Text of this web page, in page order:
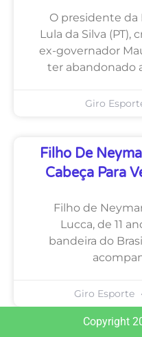
O presidente da
Lula da Silva
ex-governador
ter abandonado
Giro
Filho De
Cabeça Para
Filho de
Lucca, de 11
bandeira do
Giro Esporte
Copyright